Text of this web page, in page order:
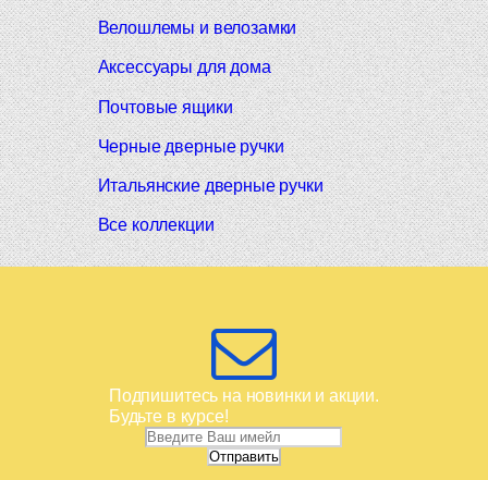
Велошлемы и велозамки
Аксессуары для дома
Почтовые ящики
Черные дверные ручки
Итальянские дверные ручки
Все коллекции
Подпишитесь на новинки и акции.
Будьте в курсе!